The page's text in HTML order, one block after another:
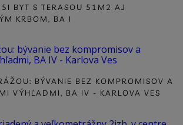
5I BYT S TERASOU 51M2 AJ
KRBOM, BA I
BÝVANIE BEZ KOMPROMISOV A
VÝHĽADMI, BA IV - KARLOVA VES